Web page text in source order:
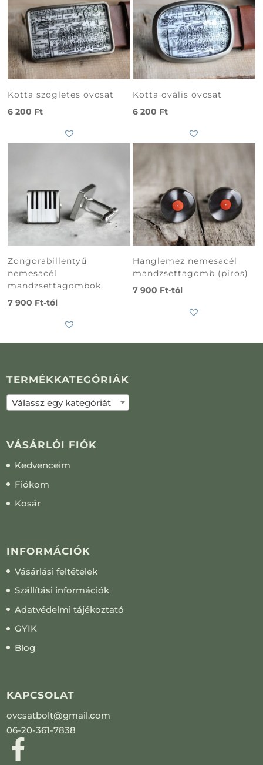
Kotta szögletes övcsat
6 200 Ft
Kotta ovális övcsat
6 200 Ft
Zongorabillentyű
nemesacél
mandzsettagombok
7 900 Ft-tól
Hanglemez nemesacél
mandzsettagomb (piros)
7 900 Ft-tól
TERMÉKKATEGÓRIÁK
Válassz egy kategóriát
VÁSÁRLÓI FIÓK
Kedvenceim
Fiókom
Kosár
INFORMÁCIÓK
Vásárlási feltételek
Szállítási információk
Adatvédelmi tájékoztató
GYIK
Blog
KAPCSOLAT
ovcsatbolt@gmail.com
06-20-361-7838